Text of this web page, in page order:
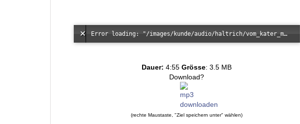
Error loading: "/images/kunde/audio/haltrich/vom_kater_mitzpuf.mp3"
Dauer: 4:55 Grösse: 3.5 MB
Download?
(rechte Maustaste, "Ziel speichern unter" wählen)